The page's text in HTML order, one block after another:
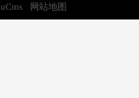
网站地图